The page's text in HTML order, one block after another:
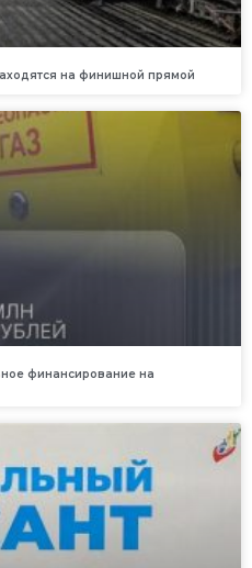
на финишной прямой
финансирование на